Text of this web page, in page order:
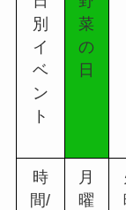
別
イ
ベ
ン
ト
菜
の
日
時
間/
月
曜